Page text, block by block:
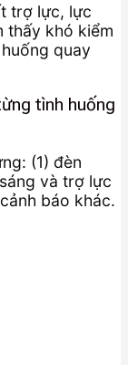
trợ lực, lực
thấy khó kiểm
quay
tình huống
(1) đèn
và trợ lực
báo khác.